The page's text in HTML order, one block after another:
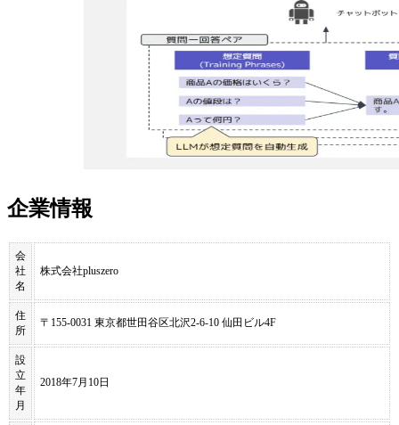
企業情報
会
社
名
株式会社pluszero
住
所
〒155-0031 東京都世田谷区北沢2-6-10 仙田ビル4F
設
立
年
月
2018年7月10日